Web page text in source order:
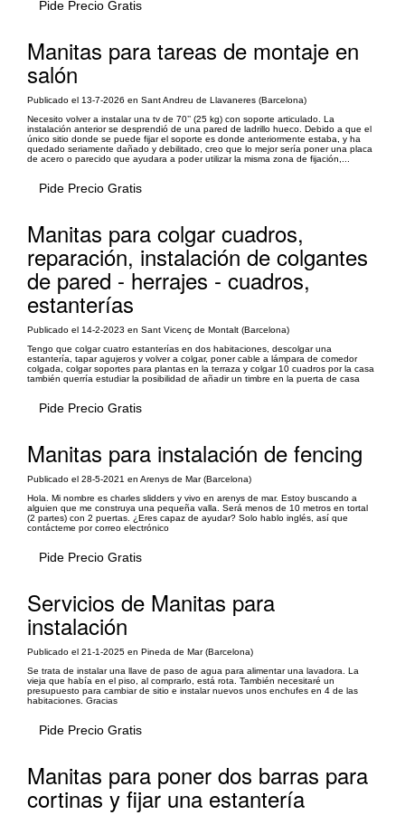
Pide Precio Gratis
Manitas para tareas de montaje en
salón
Publicado el 13-7-2026 en Sant Andreu de Llavaneres (Barcelona)
Necesito volver a instalar una tv de 70’’ (25 kg) con soporte articulado. La
instalación anterior se desprendió de una pared de ladrillo hueco. Debido a que el
único sitio donde se puede fijar el soporte es donde anteriormente estaba, y ha
quedado seriamente dañado y debilitado, creo que lo mejor sería poner una placa
de acero o parecido que ayudara a poder utilizar la misma zona de fijación,...
Pide Precio Gratis
Manitas para colgar cuadros,
reparación, instalación de colgantes
de pared - herrajes - cuadros,
estanterías
Publicado el 14-2-2023 en Sant Vicenç de Montalt (Barcelona)
Tengo que colgar cuatro estanterías en dos habitaciones, descolgar una
estantería, tapar agujeros y volver a colgar, poner cable a lámpara de comedor
colgada, colgar soportes para plantas en la terraza y colgar 10 cuadros por la casa
también querría estudiar la posibilidad de añadir un timbre en la puerta de casa
Pide Precio Gratis
Manitas para instalación de fencing
Publicado el 28-5-2021 en Arenys de Mar (Barcelona)
Hola. Mi nombre es charles slidders y vivo en arenys de mar. Estoy buscando a
alguien que me construya una pequeña valla. Será menos de 10 metros en tortal
(2 partes) con 2 puertas. ¿Eres capaz de ayudar? Solo hablo inglés, así que
contácteme por correo electrónico
Pide Precio Gratis
Servicios de Manitas para
instalación
Publicado el 21-1-2025 en Pineda de Mar (Barcelona)
Se trata de instalar una llave de paso de agua para alimentar una lavadora. La
vieja que había en el piso, al comprarlo, está rota. También necesitaré un
presupuesto para cambiar de sitio e instalar nuevos unos enchufes en 4 de las
habitaciones. Gracias
Pide Precio Gratis
Manitas para poner dos barras para
cortinas y fijar una estantería